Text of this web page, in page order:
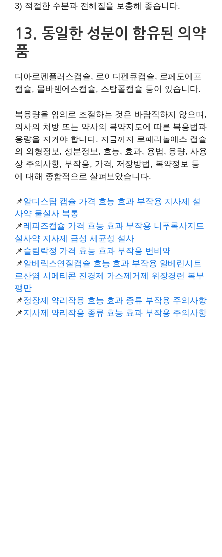
3) 적절한 수분과 전해질을 보충해 좋습니다.
13. 동일한 성분이 함유된 의약
품
디아로펜플러스캡슐, 로이디펜큐캡슐, 로페도에프
캡슐, 몰바렌에스캡슐, 스탑폴캡슐 등이 있습니다.
복용량을 임의로 조절하는 것은 바람직하지 않으며,
의사의 처방 또는 약사의 복약지도에 따른 복용법과
용량을 지켜야 합니다. 지금까지 로페리놀에스 캡슐
의 외형정보, 성분정보, 효능, 효과, 용법, 용량, 사용
상 주의사항, 부작용, 가격, 저장방법, 복약정보 등
에 대해 종합적으로 살펴보았습니다.
📌알디스탑 캡슐 가격 효능 효과 부작용 지사제 설
사약 물설사 복통
📌레피즈캡슐 가격 효능 효과 부작용 니푸록사지드
설사약 지사제 급성 세균성 설사
📌슬림락정 가격 효능 효과 부작용 변비약
📌알베릭스연질캡슐 효능 효과 부작용 알베린시트
르산염 시메티콘 진경제 가스제거제 위장경련 복부
팽만
📌정장제 약리작용 효능 효과 종류 부작용 주의사항
📌지사제 약리작용 종류 효능 효과 부작용 주의사항